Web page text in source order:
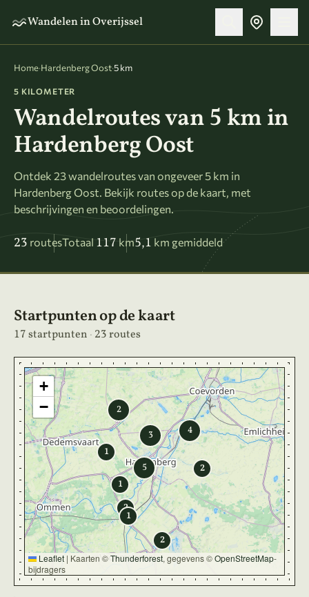
Wandelen in Overijssel
Home·Hardenberg Oost·5 km
5 KILOMETER
Wandelroutes van 5 km in
Hardenberg Oost
Ontdek 23 wandelroutes van ongeveer 5 km in
Hardenberg Oost. Bekijk routes op de kaart, met
beschrijvingen en beoordelingen.
23 routesTotaal 117 km5,1 km gemiddeld
Startpunten op de kaart
17 startpunten · 23 routes
2
3
5
4
2
2
1
2
1
1
+
−
Leaflet | Kaarten ©Thunderforest, gegevens ©OpenStreetMap-
bijdragers